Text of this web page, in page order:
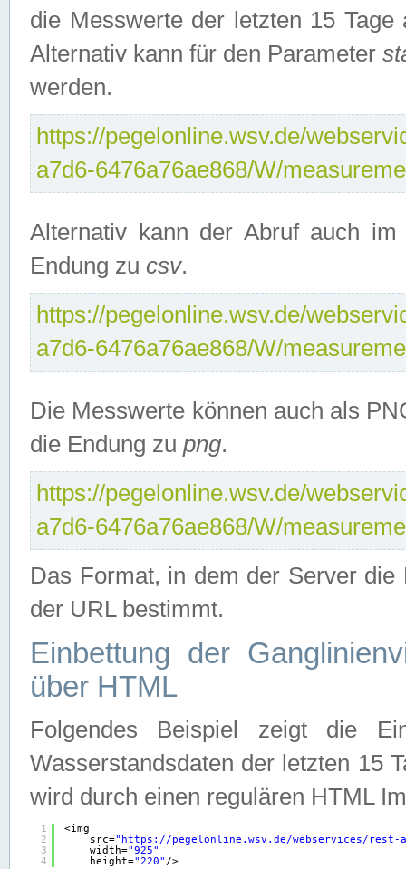
die Messwerte der letzten 15
Alternativ kann für den Parameter
werden.
https://pegelonline.wsv.de/
a7d6-6476a76ae868/W/
Alternativ kann der Abruf auch
Endung zu csv.
https://pegelonline.wsv.de/
a7d6-6476a76ae868/W/
Die Messwerte können auch als
die Endung zu png.
https://pegelonline.wsv.de/
a7d6-6476a76ae868/W/
Das Format, in dem der Server
der URL bestimmt.
Einbettung der
über HTML
Folgendes Beispiel zeigt die
Wasserstandsdaten der letzten 15
wird durch einen regulären HTML
1
2
3
4
<img
src=" https://pegelonline.wsv.de/webservices/rest-
width="925"
height="220" />